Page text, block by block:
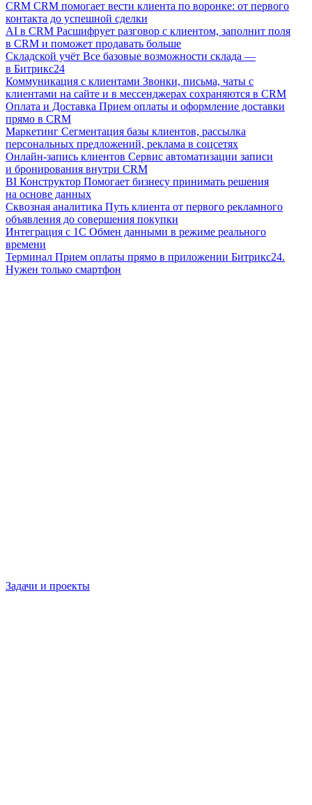
CRM CRM помогает вести клиента по воронке: от первого
контакта до успешной сделки
AI в CRM Расшифрует разговор с клиентом, заполнит поля
в CRM и поможет продавать больше
Складской учёт Все базовые возможности склада —
в Битрикс24
Коммуникация с клиентами Звонки, письма, чаты с
клиентами на сайте и в мессенджерах сохраняются в CRM
Оплата и Доставка Прием оплаты и оформление доставки
прямо в CRM
Маркетинг Сегментация базы клиентов, рассылка
персональных предложений, реклама в соцсетях
Онлайн-запись клиентов Сервис автоматизации записи
и бронирования внутри CRM
BI Конструктор Помогает бизнесу принимать решения
на основе данных
Сквозная аналитика Путь клиента от первого рекламного
объявления до совершения покупки
Интеграция с 1С Обмен данными в режиме реального
времени
Терминал Прием оплаты прямо в приложении Битрикс24.
Нужен только смартфон
Задачи и проекты